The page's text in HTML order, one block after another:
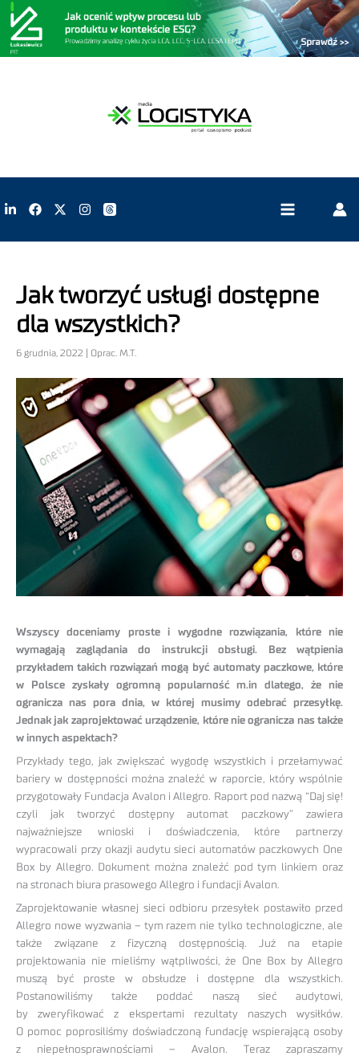
Jak tworzyć usługi dostępne
dla wszystkich?
6 grudnia, 2022 | Oprac. M.T.
Wszyscy doceniamy proste i wygodne rozwiązania, które nie
wymagają zaglądania do instrukcji obsługi. Bez wątpienia
przykładem takich rozwiązań mogą być automaty paczkowe, które
w Polsce zyskały ogromną popularność m.in dlatego, że nie
ogranicza nas pora dnia, w której musimy odebrać przesyłkę.
Jednak jak zaprojektować urządzenie, które nie ogranicza nas także
w innych aspektach?
Przykłady tego, jak zwiększać wygodę wszystkich i przełamywać
bariery w dostępności można znaleźć w raporcie, który wspólnie
przygotowały Fundacja Avalon i Allegro. Raport pod nazwą “Daj się!
czyli jak tworzyć dostępny automat paczkowy” zawiera
najważniejsze wnioski i doświadczenia, które partnerzy
wypracowali przy okazji audytu sieci automatów paczkowych One
Box by Allegro. Dokument można znaleźć pod tym linkiem oraz
na stronach biura prasowego Allegro i fundacji Avalon.
Zaprojektowanie własnej sieci odbioru przesyłek postawiło przed
Allegro nowe wyzwania – tym razem nie tylko technologiczne, ale
także związane z fizyczną dostępnością. Już na etapie
projektowania nie mieliśmy wątpliwości, że One Box by Allegro
muszą być proste w obsłudze i dostępne dla wszystkich.
Postanowiliśmy także poddać naszą sieć audytowi,
by zweryfikować z ekspertami rezultaty naszych wysiłków.
O pomoc poprosiliśmy doświadczoną fundację wspierającą osoby
z niepełnosprawnościami – Avalon. Teraz zapraszamy